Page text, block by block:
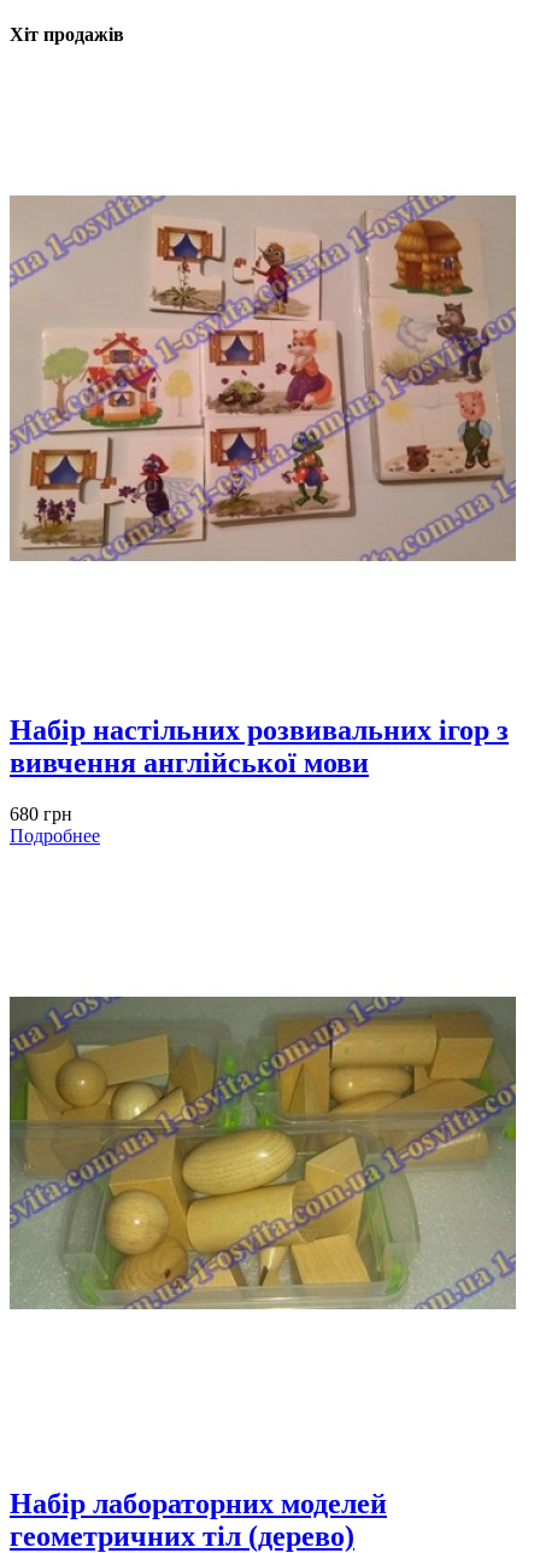
Хіт продажів
Набір настільних розвивальних ігор з
вивчення англійської мови
680 грн
Подробнее
Набір лабораторних моделей
геометричних тіл (дерево)